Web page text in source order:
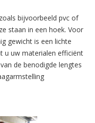
bijvoorbeeld pvc of
staan in een hoek. Voor
gewicht is een lichte
u uw materialen efficiënt
de benodigde lengtes